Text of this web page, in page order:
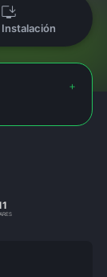
install_desktop
Instalación